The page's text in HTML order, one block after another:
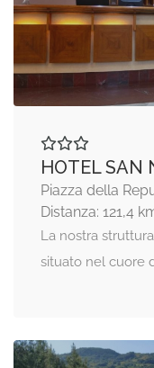
HOTEL SAN
Piazza della
Distanza: 121,4
La nostra
situato nel cuore